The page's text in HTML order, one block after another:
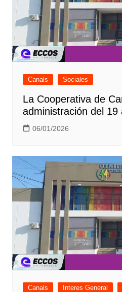
Canals Sociales
La Cooperativa de
administración del 19
06/01/2026
Canals Interes General